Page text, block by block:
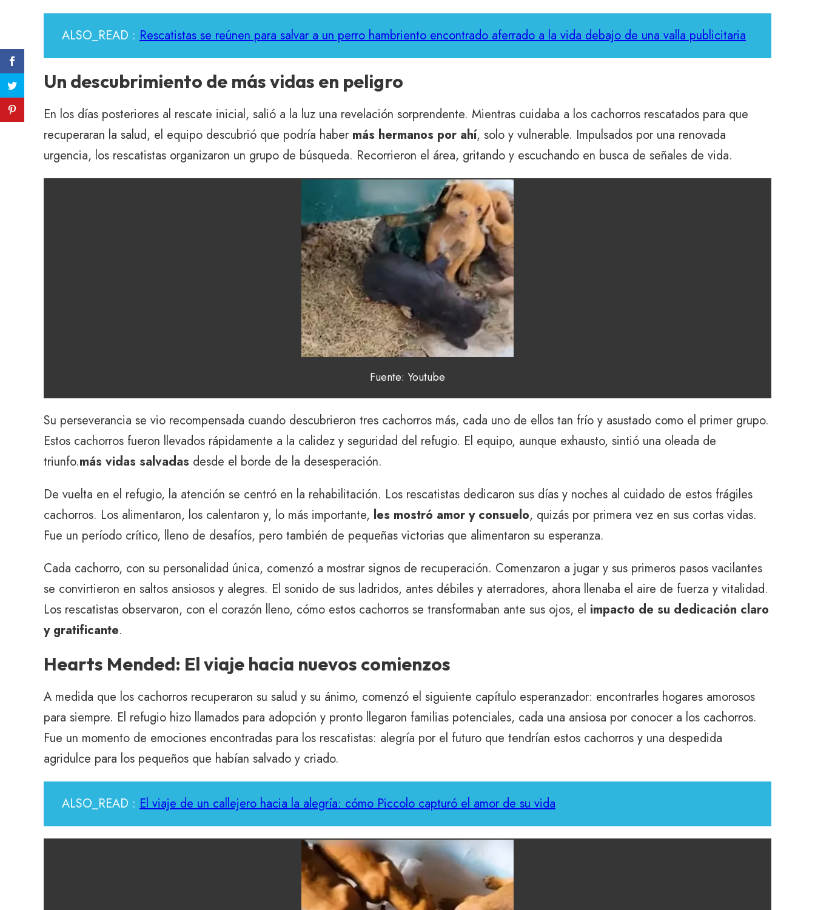
ALSO_READ : Rescatistas se reúnen para salvar a un perro hambriento encontrado aferrado a la vida debajo de una valla publicitaria
Un descubrimiento de más vidas en peligro
En los días posteriores al rescate inicial, salió a la luz una revelación sorprendente. Mientras cuidaba a los cachorros rescatados para que
recuperaran la salud, el equipo descubrió que podría haber más hermanos por ahí, solo y vulnerable. Impulsados ​​por una renovada
urgencia, los rescatistas organizaron un grupo de búsqueda. Recorrieron el área, gritando y escuchando en busca de señales de vida.
Fuente: Youtube
Su perseverancia se vio recompensada cuando descubrieron tres cachorros más, cada uno de ellos tan frío y asustado como el primer grupo.
Estos cachorros fueron llevados rápidamente a la calidez y seguridad del refugio. El equipo, aunque exhausto, sintió una oleada de
triunfo.más vidas salvadas desde el borde de la desesperación.
De vuelta en el refugio, la atención se centró en la rehabilitación. Los rescatistas dedicaron sus días y noches al cuidado de estos frágiles
cachorros. Los alimentaron, los calentaron y, lo más importante, les mostró amor y consuelo, quizás por primera vez en sus cortas vidas.
Fue un período crítico, lleno de desafíos, pero también de pequeñas victorias que alimentaron su esperanza.
Cada cachorro, con su personalidad única, comenzó a mostrar signos de recuperación. Comenzaron a jugar y sus primeros pasos vacilantes
se convirtieron en saltos ansiosos y alegres. El sonido de sus ladridos, antes débiles y aterradores, ahora llenaba el aire de fuerza y ​​vitalidad.
Los rescatistas observaron, con el corazón lleno, cómo estos cachorros se transformaban ante sus ojos, el impacto de su dedicación claro
y gratificante.
Hearts Mended: El viaje hacia nuevos comienzos
A medida que los cachorros recuperaron su salud y su ánimo, comenzó el siguiente capítulo esperanzador: encontrarles hogares amorosos
para siempre. El refugio hizo llamados para adopción y pronto llegaron familias potenciales, cada una ansiosa por conocer a los cachorros.
Fue un momento de emociones encontradas para los rescatistas: alegría por el futuro que tendrían estos cachorros y una despedida
agridulce para los pequeños que habían salvado y criado.
ALSO_READ : El viaje de un callejero hacia la alegría: cómo Piccolo capturó el amor de su vida